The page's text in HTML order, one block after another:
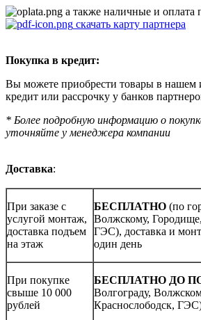
а также наличные и оплата
скачать карту партнера
Покупка в кредит:
Вы можете приобрести товары в нашем
кредит или рассрочку у банков
* Более подробную информацию о
уточняйте у менеджера компании
Доставка:
При заказе с
услугой монтаж,
доставка подъем
на этаж
БЕСПЛАТНО (по
Волжскому,
ГЭС), доставка и
один день
При покупке
свыше 10 000
рублей
БЕСПЛАТНО ДО
Волгограду,
Краснослободск,